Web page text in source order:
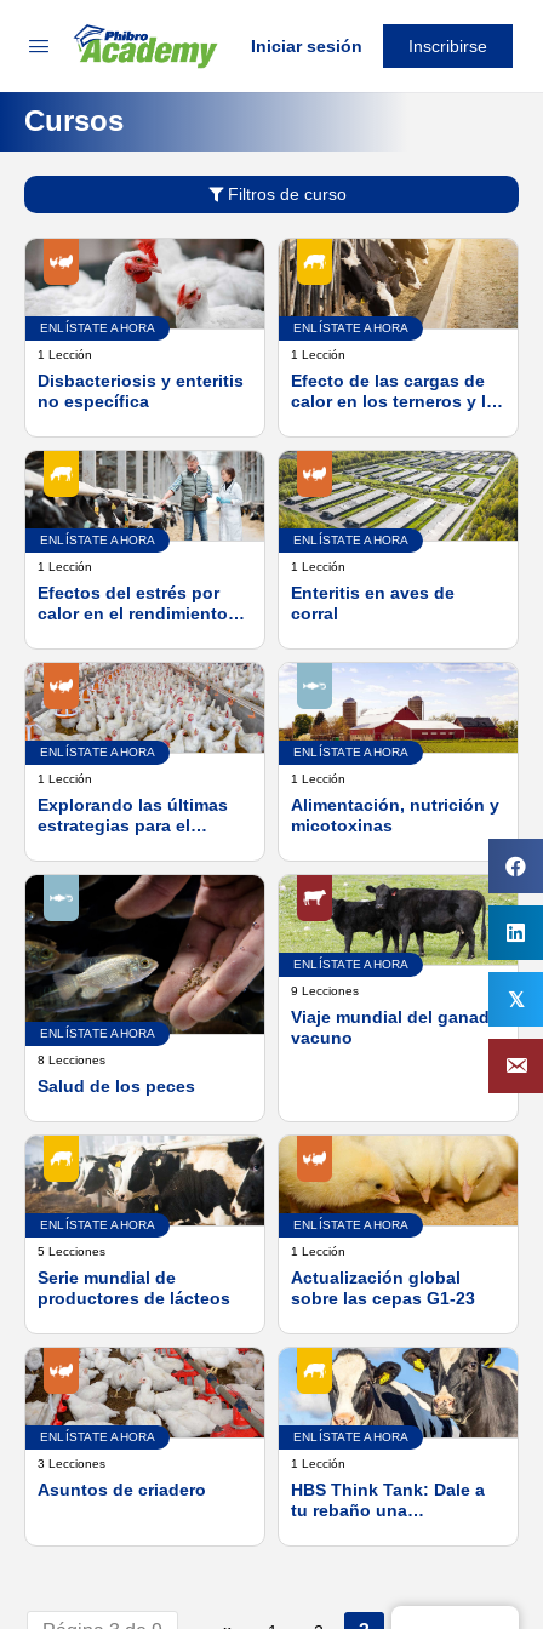
Iniciar sesión Inscribirse
Cursos
Filtros de curso
ENLÍSTATE AHORA
1 Lección
Disbacteriosis y enteritis
no específica
ENLÍSTATE AHORA
1 Lección
Efecto de las cargas de
calor en los terneros y las
ENLÍSTATE AHORA
1 Lección
Efectos del estrés por
calor en el rendimiento
ENLÍSTATE AHORA
1 Lección
Enteritis en aves de
corral
ENLÍSTATE AHORA
1 Lección
Explorando las últimas
estrategias para el
coccidiosis
ENLÍSTATE AHORA
1 Lección
Alimentación, nutrición y
micotoxinas
ENLÍSTATE AHORA
8 Lecciones
Salud de los peces
ENLÍSTATE AHORA
9 Lecciones
Viaje mundial del ganado
vacuno
ENLÍSTATE AHORA
5 Lecciones
Serie mundial de
productores de lácteos
ENLÍSTATE AHORA
1 Lección
Actualización global
sobre las cepas G1-23
ENLÍSTATE AHORA
3 Lecciones
Asuntos de criadero
ENLÍSTATE AHORA
1 Lección
HBS Think Tank: Dale a
tu rebaño una
𝕏